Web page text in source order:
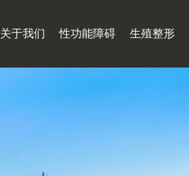
关于我们 性功能障碍 生殖整形